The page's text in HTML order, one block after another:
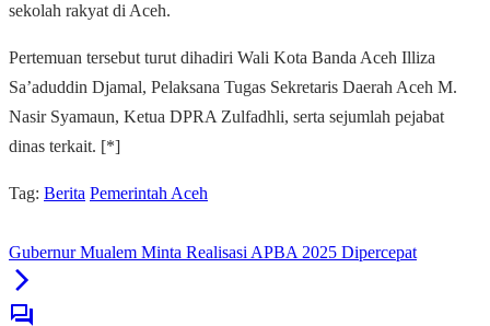
sekolah rakyat di Aceh.
Pertemuan tersebut turut dihadiri Wali Kota Banda Aceh Illiza
Sa’aduddin Djamal, Pelaksana Tugas Sekretaris Daerah Aceh M.
Nasir Syamaun, Ketua DPRA Zulfadhli, serta sejumlah pejabat
dinas terkait. [*]
Tag: Berita Pemerintah Aceh
Gubernur Mualem Minta Realisasi APBA 2025 Dipercepat